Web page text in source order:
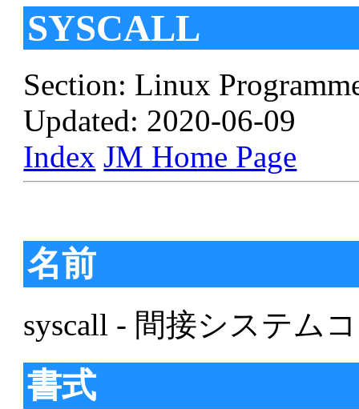
SYSCALL
Section: Linux
Updated: 2020-06-09
Index JM Home Page
名前
syscall - 間接システム
書式